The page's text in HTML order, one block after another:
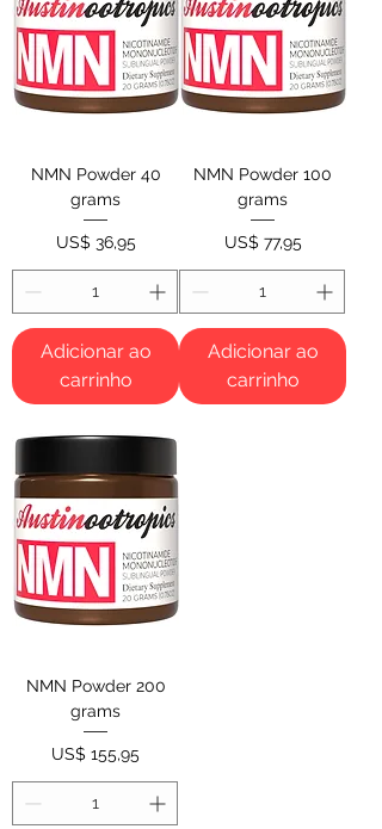
NMN Powder 40
grams
Preço
US$ 36,95
Adicionar ao
carrinho
NMN Powder 100
grams
Preço
US$ 77,95
Adicionar ao
carrinho
NMN Powder 200
grams
Preço
US$ 155,95